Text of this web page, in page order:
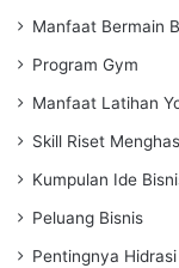
Manfaat Bermain
Program Gym
Manfaat Latihan
Skill Riset
Kumpulan Ide
Peluang Bisnis
Pentingnya Hidrasi